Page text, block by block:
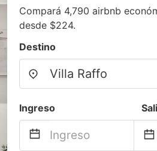
Compará 4,790 airbnb
desde $224.
Destino
Ingreso